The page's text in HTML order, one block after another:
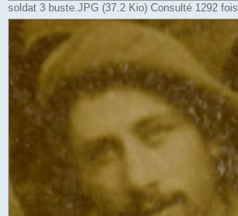
soldat 3 buste.JPG (37.2 Kio) Consulté 1292 fois